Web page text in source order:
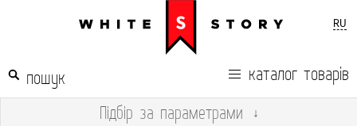
RU
каталог товарів
Підбір за параметрами ↓